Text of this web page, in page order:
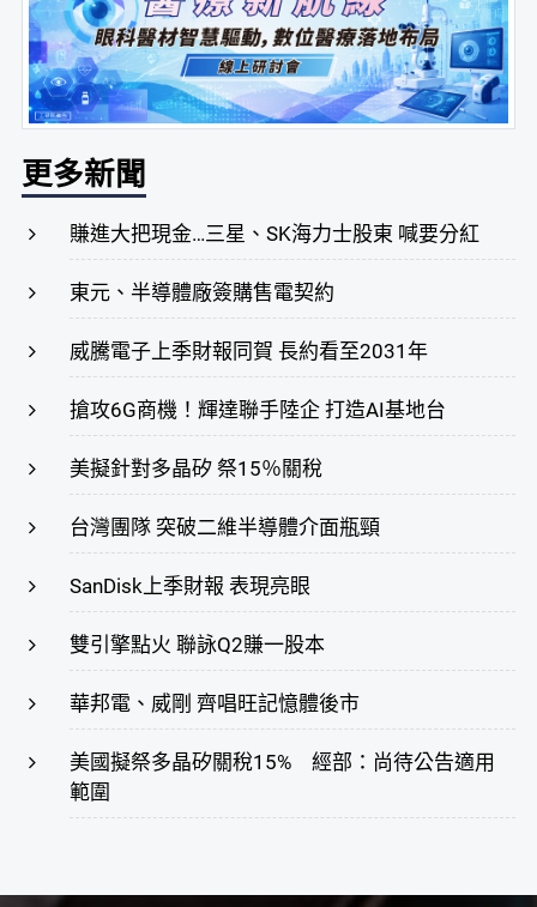
更多新聞
賺進大把現金…三星、SK海力士股東 喊要分紅
東元、半導體廠簽購售電契約
威騰電子上季財報同賀 長約看至2031年
搶攻6G商機！輝達聯手陸企 打造AI基地台
美擬針對多晶矽 祭15％關稅
台灣團隊 突破二維半導體介面瓶頸
SanDisk上季財報 表現亮眼
雙引擎點火 聯詠Q2賺一股本
華邦電、威剛 齊唱旺記憶體後市
美國擬祭多晶矽關稅15% 經部：尚待公告適用
範圍